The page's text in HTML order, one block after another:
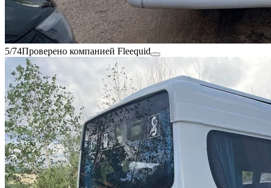
5/74Проверено компанией Fleequid